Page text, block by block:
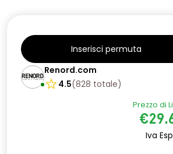
Inserisci permuta
Renord.com
4.5(828 totale)
Prezzo di
Iva